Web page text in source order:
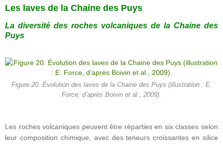
Les laves de la Chaine des Puys
La diversité des roches volcaniques de la Chaine des
Puys
Figure 20. Évolution des laves de la Chaine des Puys (illustration : E.
Force, d’après Boivin et al., 2009).
Les roches volcaniques peuvent être réparties en six classes selon
leur composition chimique, avec des teneurs croissantes en silice